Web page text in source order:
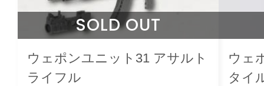
SOLD OUT
ウェポンユニット31 アサルト
ライフル
ウェ
タイ